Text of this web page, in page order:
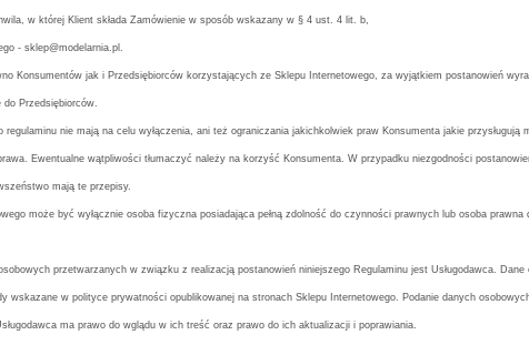
w której Klient składa Zamówienie w sposób wskazany w § 4 ust. 4 lit. b,
- sklep@modelarnia.pl.
Konsumentów jak i Przedsiębiorców korzystających ze Sklepu Internetowego, za wyjątkiem postanowień
do Przedsiębiorców.
regulaminu nie mają na celu wyłączenia, ani też ograniczania jakichkolwiek praw Konsumenta jakie przysługują
Ewentualne wątpliwości tłumaczyć należy na korzyść Konsumenta. W przypadku niezgodności
mają te przepisy.
może być wyłącznie osoba fizyczna posiadająca pełną zdolność do czynności prawnych lub osoba prawna
przetwarzanych w związku z realizacją postanowień niniejszego Regulaminu jest Usługodawca.
wskazane w polityce prywatności opublikowanej na stronach Sklepu Internetowego. Podanie danych
ma prawo do wglądu w ich treść oraz prawo do ich aktualizacji i poprawiania.